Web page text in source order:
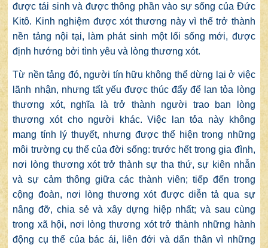
được tái sinh và được thông phần vào sự sống của Đức
Kitô. Kinh nghiệm được xót thương này vì thế trở thành
nền tảng nội tại, làm phát sinh một lối sống mới, được
định hướng bởi tình yêu và lòng thương xót.
Từ nền tảng đó, người tín hữu không thể dừng lại ở việc
lãnh nhận, nhưng tất yếu được thúc đẩy để lan tỏa lòng
thương xót, nghĩa là trở thành người trao ban lòng
thương xót cho người khác. Việc lan tỏa này không
mang tính lý thuyết, nhưng được thể hiện trong những
môi trường cụ thể của đời sống: trước hết trong gia đình,
nơi lòng thương xót trở thành sự tha thứ, sự kiên nhẫn
và sự cảm thông giữa các thành viên; tiếp đến trong
cộng đoàn, nơi lòng thương xót được diễn tả qua sự
nâng đỡ, chia sẻ và xây dựng hiệp nhất; và sau cùng
trong xã hội, nơi lòng thương xót trở thành những hành
động cụ thể của bác ái, liên đới và dấn thân vì những